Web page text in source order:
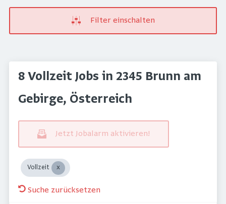
Filter einschalten
8 Vollzeit Jobs in 2345 Brunn am
Gebirge, Österreich
Jetzt Jobalarm aktivieren!
Vollzeit
Suche zurücksetzen